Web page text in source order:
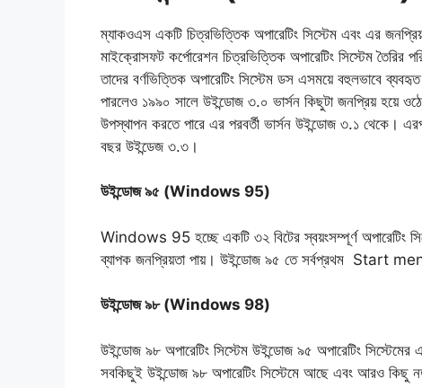
ম্যাকওএস একটি চিত্রভিত্তিক অপারেটিং সিস্টেম এবং এর
মাইক্রোসফট কর্পোরেশন চিত্রভিত্তিক অপারেটিং সিস্টেম তৈরির
তাদের বর্ণভিত্তিক অপারেটিং সিস্টেম ডস এসময়ে বহুলভাবে
পারলেও ১৯৯০ সালে উইন্ডোজ ৩.০ ভার্সন কিছুটা জনপ্রিয় হয়ে
উপস্থাপন করতে পারে এর পরবর্তী ভার্সন উইন্ডোজ ৩.১ থেকে।
বছর উইন্ডেজ ৩.৩।
উইন্ডোজ ৯৫ (Windows 95)
Windows 95 হচ্ছে একটি ৩২ বিটের স্বয়ংসম্পূর্ণ অপারেটিং
ব্যাপক জনপ্রিয়তা পায়। উইন্ডোজ ৯৫ তে সর্বপ্রথম Start
উইন্ডোজ ৯৮ (Windows 98)
উইন্ডোজ ৯৮ অপারেটিং সিস্টেম উইন্ডোজ ৯৫ অপারেটিং
সবকিছুই উইন্ডোজ ৯৮ অপারেটিং সিস্টেমে আছে এবং আরও কিছু